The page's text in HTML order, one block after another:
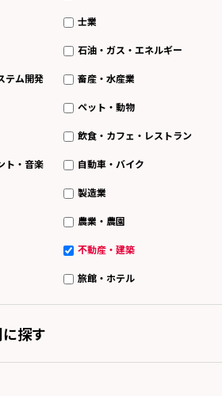
士業
石油・ガス・エネルギー
テム開発 畜産・水産業
ペット・動物
飲食・カフェ・レストラン
ト・音楽 自動車・バイク
製造業
農業・農園
不動産・建築
旅館・ホテル
探す